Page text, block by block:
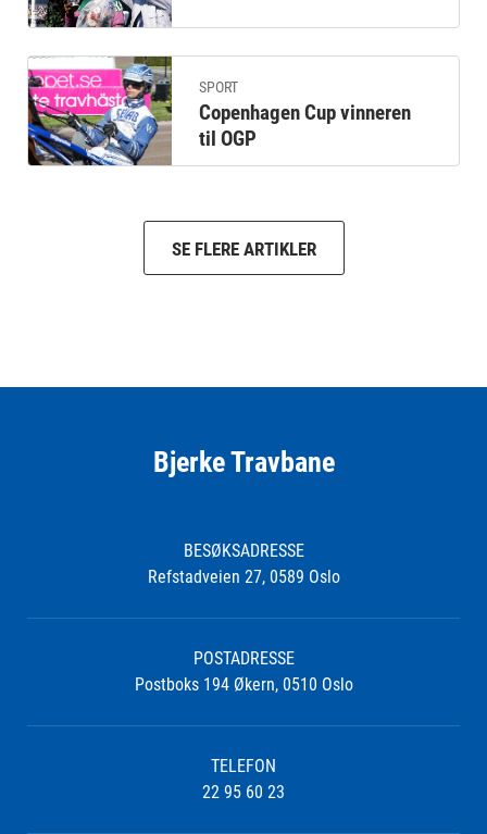
SPORT
Copenhagen Cup vinneren
til OGP
SE FLERE ARTIKLER
Bjerke Travbane
BESØKSADRESSE
Refstadveien 27, 0589 Oslo
POSTADRESSE
Postboks 194 Økern, 0510 Oslo
TELEFON
22 95 60 23